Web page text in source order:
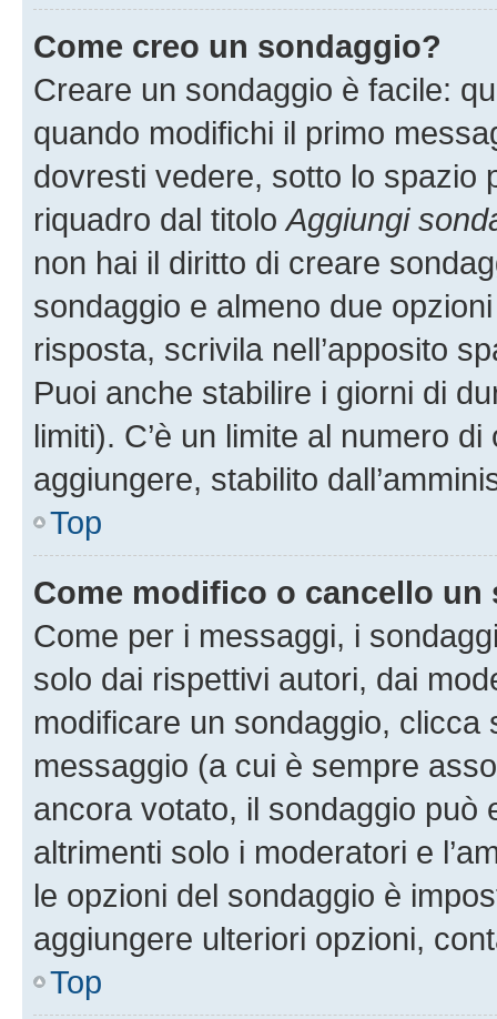
Come creo un sondaggio?
Creare un sondaggio è facile:
quando modifichi il primo
dovresti vedere, sotto lo spazio
riquadro dal titoloAggiungi
non hai il diritto di creare
sondaggio e almeno due
risposta, scrivila nell’apposito
Puoi anche stabilire i giorni di
limiti). C’è un limite al numero
aggiungere, stabilito
Top
Come modifico o cancello un
Come per i messaggi, i
solo dai rispettivi autori, dai
modificare un sondaggio,
messaggio (a cui è sempre
ancora votato, il sondaggio può
altrimenti solo i moderatori e
le opzioni del sondaggio è
aggiungere ulteriori opzioni,
Top